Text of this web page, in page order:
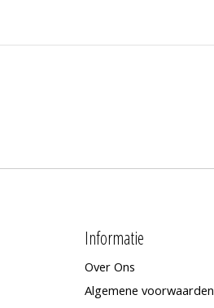
Informatie
Over Ons
Algemene voorwaarden